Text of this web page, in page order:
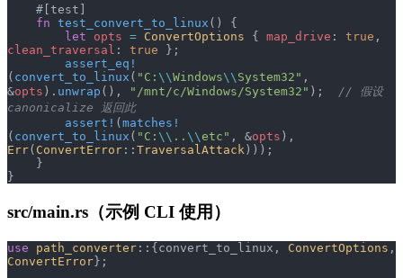
    #[test]
    fn
test_convert_to_linux () {
        let
opts = ConvertOptions { map_drive : true
clean_traversal : true };
        assert_eq!
( convert_to_linux ( "C: \\Windows\\ System32" ,
&opts ). unwrap (), "/mnt/c/Windows/System32" ); // 假设
canonicalize 返回此
        assert!
( matches!
( convert_to_linux ( "C: \\ .. \\etc" , &opts
Err( ConvertError :: TraversalAttack )));
    }
}
src/main.rs（示例 CLI 使用）
use path_converter ::{convert_to_linux, ConvertOptions
ConvertError};